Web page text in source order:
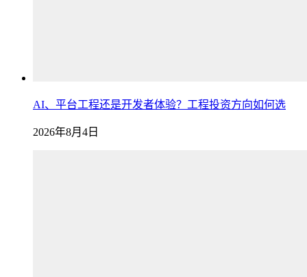
AI、平台工程还是开发者体验？工程投资方向如何选
2026年8月4日